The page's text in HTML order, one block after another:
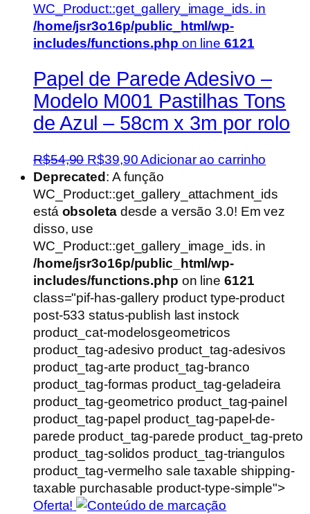
WC_Product::get_gallery_image_ids. in
/home/jsr3o16p/public_html/wp-
includes/functions.php on line 6121
Papel de Parede Adesivo –
Modelo M001 Pastilhas Tons
de Azul – 58cm x 3m por rolo
R$54,90 O
preço
original
era:
R$54,90.
R$39,90O
preço
atual
é:
Adicionar ao carrinho
Deprecated : A função
WC_Product::get_gallery_attachment_ids
está obsoletadesde a versão 3.0! Em vez
disso, use
WC_Product::get_gallery_image_ids. in
/home/jsr3o16p/public_html/wp-
includes/functions.php on line 6121
class="pif-has-gallery product type-product
post-533 status-publish last instock
product_cat-modelosgeometricos
product_tag-adesivo product_tag-adesivos
product_tag-arte product_tag-branco
product_tag-formas product_tag-geladeira
product_tag-geometrico product_tag-painel
product_tag-papel product_tag-papel-de-
parede product_tag-parede product_tag-preto
product_tag-solidos product_tag-triangulos
product_tag-vermelho sale taxable shipping-
taxable purchasable product-type-simple">
Oferta!